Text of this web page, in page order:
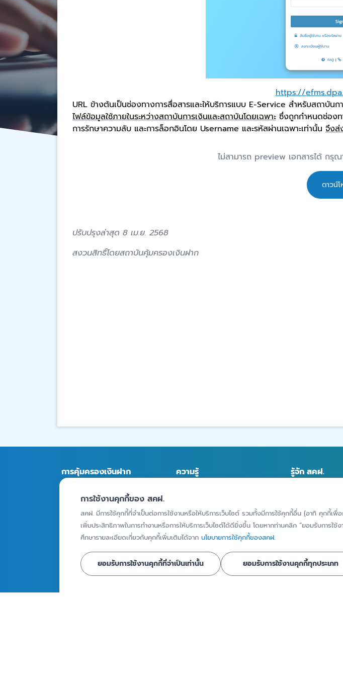
https://
URL ข้างต้นเป็นช่องทางการสื่อสารและให้บริการแบบ E-Service สำหรับสถาบันก
ไฟล์ข้อมูลใช้ภายในระหว่างสถาบันการเงินและสถาบันโดยเฉพาะ ซึ่งถูกกำหนดช่อง
การรักษาความลับ และการล็อกอินโดย Username และรหัสผ่านเฉพาะเท่านั้น จึงส่
ไม่สามารถ preview เอกสารได้ กรุ
ดาวน์
ปรับปรุงล่าสุด 8 เม.ย. 2568
สงวนสิทธิ์โดยสถาบันคุ้มครองเงินฝาก
การคุ้มครองเงินฝาก
คุ้มครอง
ผู้ฝากเงินที่ได้รับความ
คุ้มครอง
ผลิตภัณฑ์เงินฝากที่ได้รับ
ความคุ้มครอง
วงเงินคุ้มครอง
ความรู้
Infographics
วิดีโอ
คุ้มครอง
รู้จัก สคฝ.
วิสัยทัศน์ พันธกิจ
ประวัติความเป็
คณะอนุกรรมการ
การใช้งานคุกกี้ของ สคฝ.
สคฝ. มีการใช้คุกกี้ที่จำเป็นต่อการใช้งานหรือให้บริการเว็บไซต์ รวมทั้งมีการใช้คุกกี้อื่น (อาทิ คุกกี้เพื่
เพิ่มประสิทธิภาพในการทำงานหรือการให้บริการเว็บไซต์ได้ดียิ่งขึ้น โดยหากท่านคลิก “ยอมรับการ
ศึกษารายละเอียดเกี่ยวกับคุกกี้เพิ่มเติมได้จากนโยบายการใช้คุกกี้ของสคฝ.
ยอมรับการใช้งานคุกกี้ที่จำเป็นเท่านั้น ยอมรับการใช้งานคุกกี้ทุกประเภท